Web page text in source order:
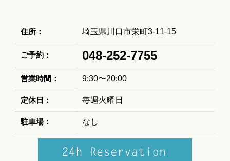
住所： 埼玉県川口市栄町3-11-15
ご予約： 048-252-7755
営業時間： 9:30〜20:00
定休日： 毎週火曜日
駐車場： なし